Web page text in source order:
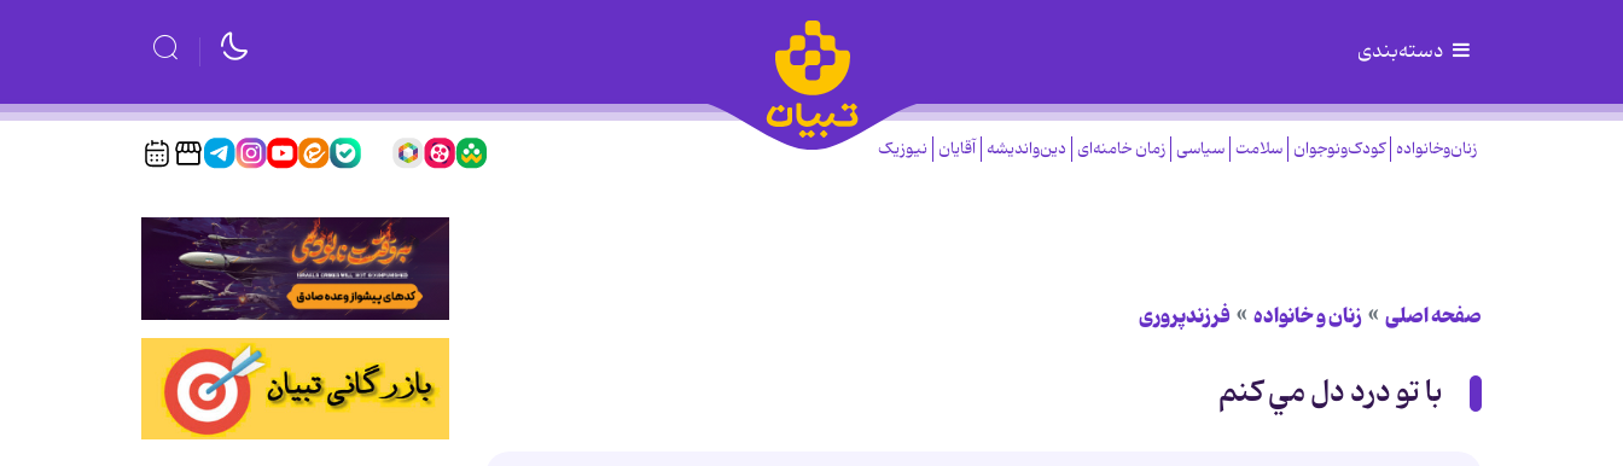
دسته‌بندی
زنان‌وخانواده کودک‌ونوجوان سلامت سیاسی زمان خامنه‌ای دین‌واندیشه آقایان نیوزیک
صفحه اصلی زنان و خانواده فرزندپروری
با تو درد دل مي كنم